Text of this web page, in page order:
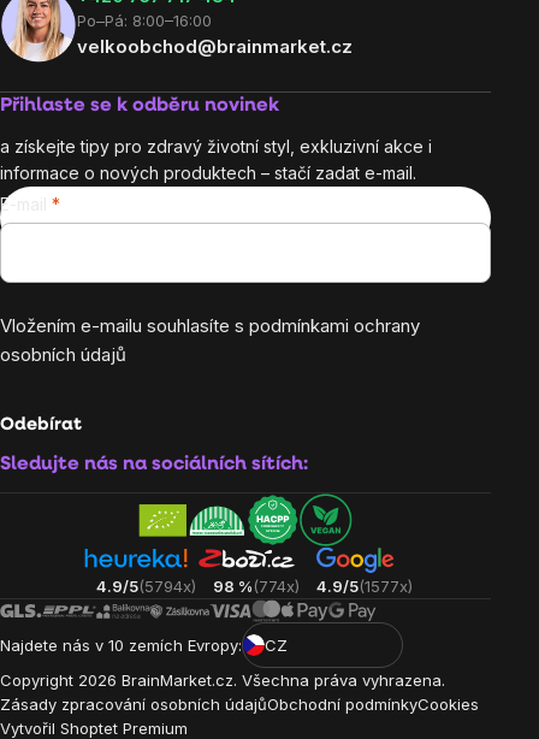
Po–Pá: 8:00–16:00
velkoobchod@brainmarket.cz
Přihlaste se k odběru novinek
a získejte tipy pro zdravý životní styl, exkluzivní akce i
informace o nových produktech – stačí zadat e-mail.
E-mail
Vložením e-mailu souhlasíte s podmínkami ochrany
osobních údajů
Odebírat
Sledujte nás na sociálních sítích:
4.9/5(5794x) 98 %(774x) 4.9/5(1577x)
Najdete nás v 10 zemích Evropy:
CZ
Copyright 2026 BrainMarket.cz. Všechna práva vyhrazena.
Zásady zpracování osobních údajůObchodní podmínkyCookies
Vytvořil Shoptet Premium